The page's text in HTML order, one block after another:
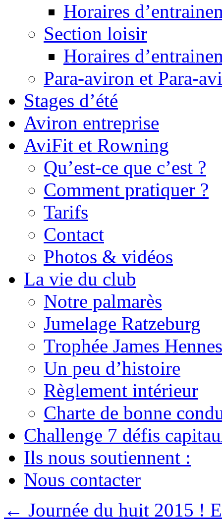
Horaires
Section loisir
Horaires
Para-aviron et Para-
Stages d’été
Aviron entreprise
AviFit et Rowning
Qu’est-ce que c’est ?
Comment pratiquer ?
Tarifs
Contact
Photos & vidéos
La vie du club
Notre palmarès
Jumelage Ratzeburg
Trophée James
Un peu d’histoire
Règlement intérieur
Charte de bonne
Challenge 7 défis
Ils nous soutiennent :
Nous contacter
← Journée du huit 2015 !